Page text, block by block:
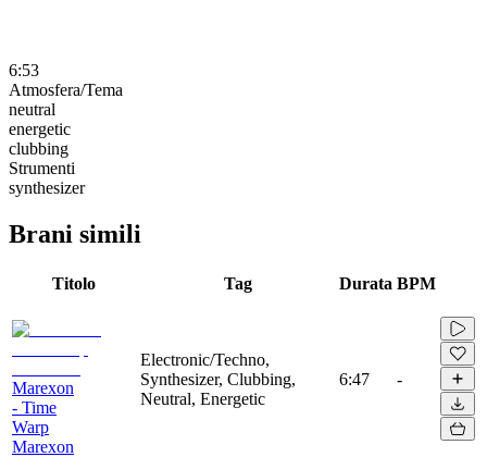
6:53
Atmosfera/Tema
neutral
energetic
clubbing
Strumenti
synthesizer
Brani simili
Titolo Tag Durata BPM
Marexon
- Time
Warp
Marexon
Electronic/Techno,
Synthesizer, Clubbing,
Neutral, Energetic
6:47 -